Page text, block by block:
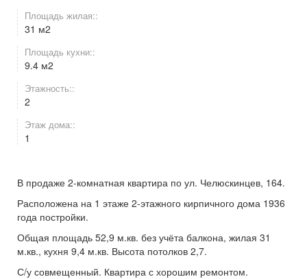
Площадь жилая::
31 м2
Площадь кухни::
9.4 м2
Этажность::
2
Этаж дома::
1
В продаже 2-комнатная квартира по ул. Челюскинцев, 164.
Расположена на 1 этаже 2-этажного кирпичного дома 1936
года постройки.
Общая площадь 52,9 м.кв. без учёта балкона, жилая 31
м.кв., кухня 9,4 м.кв. Высота потолков 2,7.
С/у совмещенный. Квартира с хорошим ремонтом.